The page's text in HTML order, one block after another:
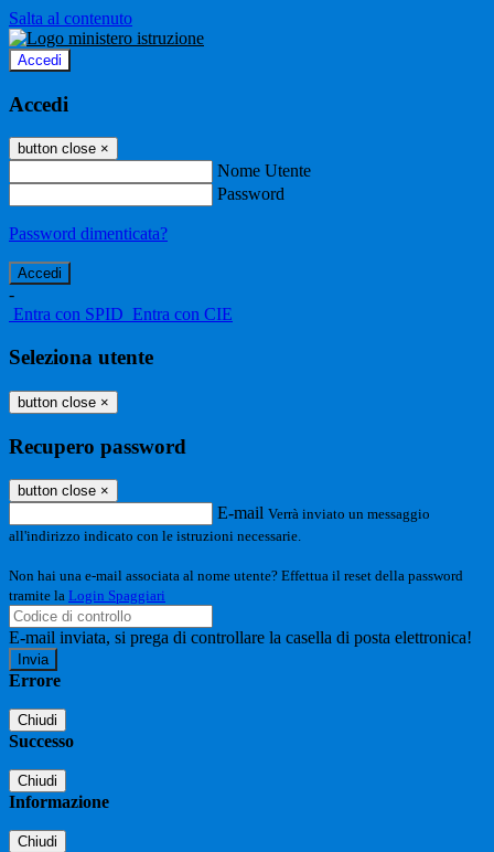
Salta al contenuto
Accedi
Accedi
button close ×
Nome Utente
Password
Password dimenticata?
-
Entra con SPID Entra con CIE
Seleziona utente
button close ×
Recupero password
button close ×
E-mail Verrà inviato un messaggio
all'indirizzo indicato con le istruzioni necessarie.
Non hai una e-mail associata al nome utente? Effettua il reset della password
tramite la Login Spaggiari
E-mail inviata, si prega di controllare la casella di posta elettronica!
Errore
Chiudi
Successo
Chiudi
Informazione
Chiudi